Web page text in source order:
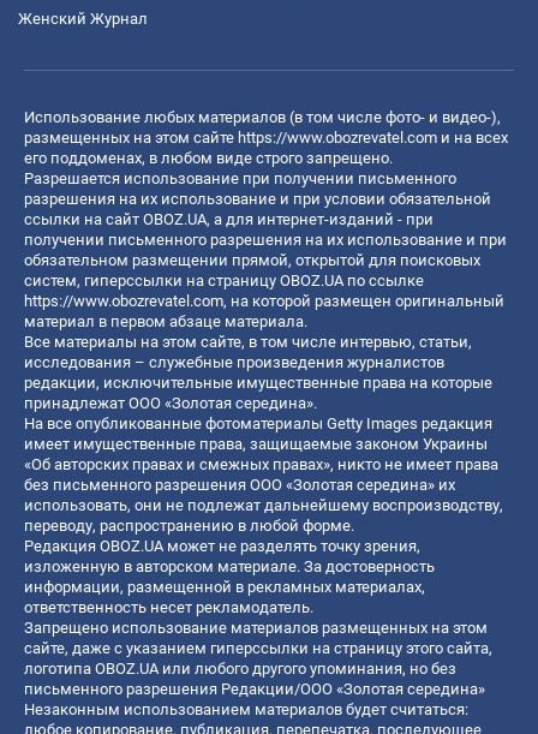
Женский Журнал
Использование любых материалов (в том числе фото- и видео-),
размещенных на этом сайте https://www.obozrevatel.com и на всех
его поддоменах, в любом виде строго запрещено.
Разрешается использование при получении письменного
разрешения на их использование и при условии обязательной
ссылки на сайт OBOZ.UA, а для интернет-изданий - при
получении письменного разрешения на их использование и при
обязательном размещении прямой, открытой для поисковых
систем, гиперссылки на страницу OBOZ.UA по ссылке
https://www.obozrevatel.com, на которой размещен оригинальный
материал в первом абзаце материала.
Все материалы на этом сайте, в том числе интервью, статьи,
исследования – служебные произведения журналистов
редакции, исключительные имущественные права на которые
принадлежат ООО «Золотая середина».
На все опубликованные фотоматериалы Getty Images редакция
имеет имущественные права, защищаемые законом Украины
«Об авторских правах и смежных правах», никто не имеет права
без письменного разрешения ООО «Золотая середина» их
использовать, они не подлежат дальнейшему воспроизводству,
переводу, распространению в любой форме.
Редакция OBOZ.UA может не разделять точку зрения,
изложенную в авторском материале. За достоверность
информации, размещенной в рекламных материалах,
ответственность несет рекламодатель.
Запрещено использование материалов размещенных на этом
сайте, даже с указанием гиперссылки на страницу этого сайта,
логотипа OBOZ.UA или любого другого упоминания, но без
письменного разрешения Редакции/ООО «Золотая середина»
Незаконным использованием материалов будет считаться:
любое копирование, публикация, перепечатка, последующее